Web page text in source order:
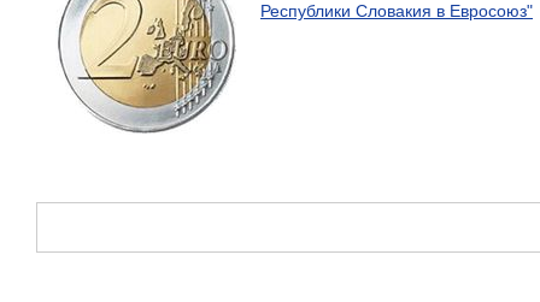
Республики Словакия в Евросоюз"